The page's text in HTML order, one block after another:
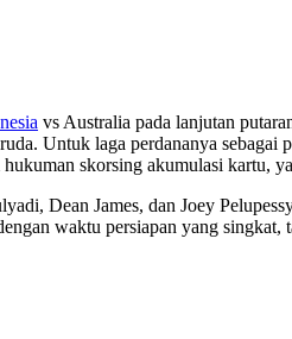
vs Australia pada lanjutan
Untuk laga perdananya
skorsing akumulasi kartu,
Dean James, dan Joey
waktu persiapan yang